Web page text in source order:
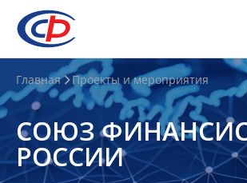
О
нас
О
СФР
Главная Проекты и мероприятия
СОЮЗ
РОССИИ